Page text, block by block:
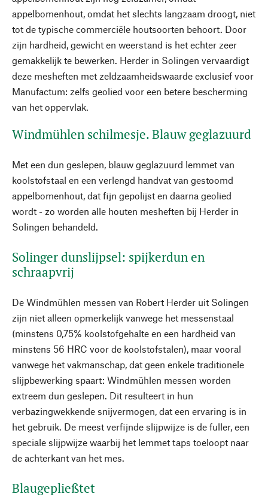
appelbomenhout, omdat het slechts langzaam droogt, niet
tot de typische commerciële houtsoorten behoort. Door
zijn hardheid, gewicht en weerstand is het echter zeer
gemakkelijk te bewerken. Herder in Solingen vervaardigt
deze mesheften met zeldzaamheidswaarde exclusief voor
Manufactum: zelfs geolied voor een betere bescherming
van het oppervlak.
Windmühlen schilmesje. Blauw geglazuurd
Met een dun geslepen, blauw geglazuurd lemmet van
koolstofstaal en een verlengd handvat van gestoomd
appelbomenhout, dat fijn gepolijst en daarna geolied
wordt - zo worden alle houten mesheften bij Herder in
Solingen behandeld.
Solinger dunslijpsel: spijkerdun en
schraapvrij
De Windmühlen messen van Robert Herder uit Solingen
zijn niet alleen opmerkelijk vanwege het messenstaal
(minstens 0,75% koolstofgehalte en een hardheid van
minstens 56 HRC voor de koolstofstalen), maar vooral
vanwege het vakmanschap, dat geen enkele traditionele
slijpbewerking spaart: Windmühlen messen worden
extreem dun geslepen. Dit resulteert in hun
verbazingwekkende snijvermogen, dat een ervaring is in
het gebruik. De meest verfijnde slijpwijze is de fuller, een
speciale slijpwijze waarbij het lemmet taps toeloopt naar
de achterkant van het mes.
Blaugepließtet